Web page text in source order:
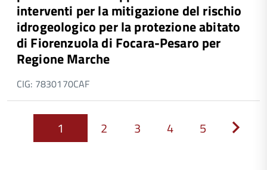
interventi per la mitigazione del rischio
idrogeologico per la protezione abitato
di Fiorenzuola di Focara-Pesaro per
Regione Marche
CIG: 7830170CAF
1 2 3 4 5